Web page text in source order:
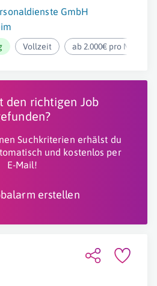
GmbH
Vollzeit ab 2.000€ pro Monat
den richtigen Job
Suchkriterien erhälst du
und kostenlos per
E-Mail!
erstellen